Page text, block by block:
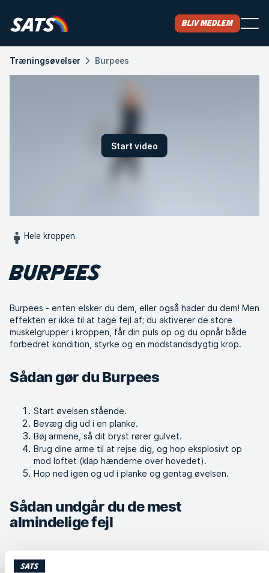
Bliv medlem
Træningsøvelser Burpees
Start video
Hele kroppen
BURPEES
Burpees - enten elsker du dem, eller også hader du dem! Men
effekten er ikke til at tage fejl af; du aktiverer de store
muskelgrupper i kroppen, får din puls op og du opnår både
forbedret kondition, styrke og en modstandsdygtig krop.
Sådan gør du Burpees
Start øvelsen stående.
Bevæg dig ud i en planke.
Bøj armene, så dit bryst rører gulvet.
Brug dine arme til at rejse dig, og hop eksplosivt op
mod loftet (klap hænderne over hovedet).
Hop ned igen og ud i planke og gentag øvelsen.
Sådan undgår du de mest
almindelige fejl
svaj i ryggen. Hold en ret ryg gennem hele øvelsen.